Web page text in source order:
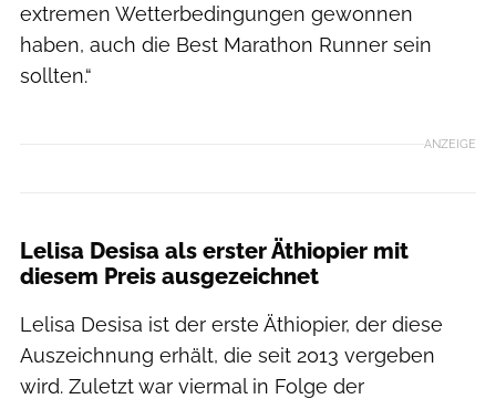
extremen Wetterbedingungen gewonnen
haben, auch die Best Marathon Runner sein
sollten.“
ANZEIGE
Lelisa Desisa als erster Äthiopier mit
diesem Preis ausgezeichnet
Lelisa Desisa ist der erste Äthiopier, der diese
Auszeichnung erhält, die seit 2013 vergeben
wird. Zuletzt war viermal in Folge der